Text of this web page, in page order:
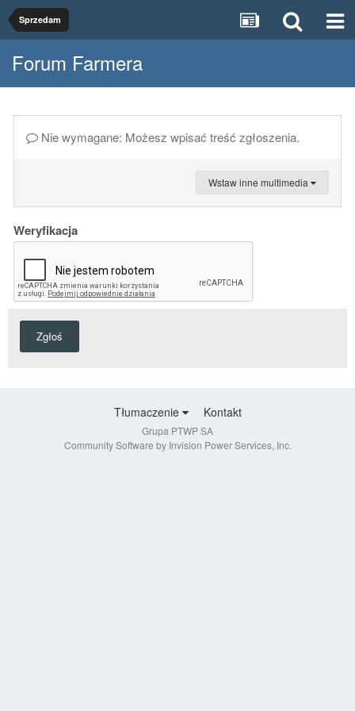
Sprzedam
Forum Farmera
Nie wymagane: Możesz wpisać treść zgłoszenia.
Wstaw inne multimedia
Weryfikacja
Zgłoś
Tłumaczenie Kontakt
Grupa PTWP SA
Community Software by Invision Power Services, Inc.